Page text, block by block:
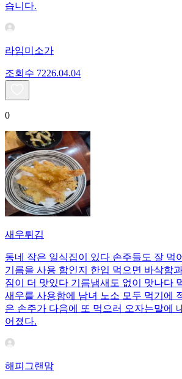
습니다.
라임미소가
조회수 7226.04.04
0
새우튀김
동네 작은 일식집이 있다 손주들도 잘 먹
기름을 사용 함인지 한입 먹으면 바삭함
짐이 더 맛있다 기름냄새도 없이 맛나다
새우를 사용함에 남녀 노소 모두 먹기에
은 손주가 다음에 또 먹으러 오자는말에
어졌다.
해피그랜맘